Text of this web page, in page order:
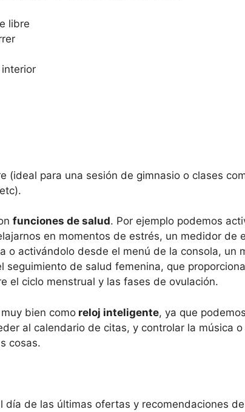
libre
(ideal para una sesión de gimnasio o clases
funciones de salud. Por ejemplo podemos
en momentos de estrés, un medidor de
o activándolo desde el menú de la consola, un
seguimiento de salud femenina, que
el ciclo menstrual y las fases de ovulación.
bien como reloj inteligente, ya que
al calendario de citas, y controlar la música
cosas.
día de las últimas ofertas y recomendaciones